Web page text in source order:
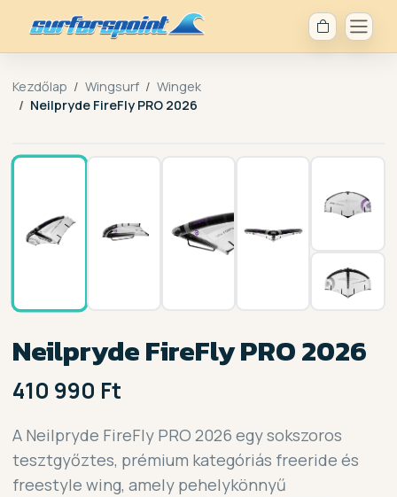
Kezdőlap Wingsurf
Wingek
Neilpryde FireFly PRO 2026
Neilpryde FireFly PRO 2026
410 990 Ft
A Neilpryde FireFly PRO 2026 egy sokszoros
tesztgyőztes, prémium kategóriás freeride és
freestyle wing, amely pehelykönnyű